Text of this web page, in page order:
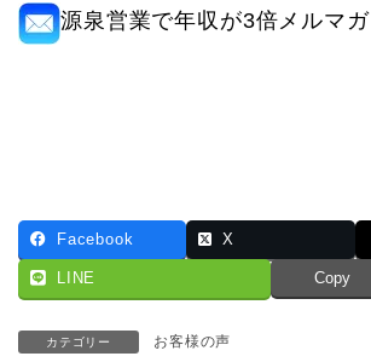
源泉営業で年収が3倍メルマガ
Facebook X
LINE Copy
カテゴリー お客様の声